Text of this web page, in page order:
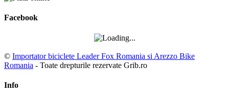
Facebook
© Importator biciclete Leader Fox Romania si Arezzo Bike
Romania - Toate drepturile rezervate Grib.ro
Info